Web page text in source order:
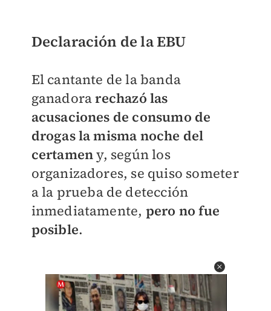
Declaración de la EBU
El cantante de la banda
ganadorarechazó las
acusaciones de consumo de
drogas la misma noche del
certameny, según los
organizadores, se quiso someter
a la prueba de detección
inmediatamente, pero no fue
posible.